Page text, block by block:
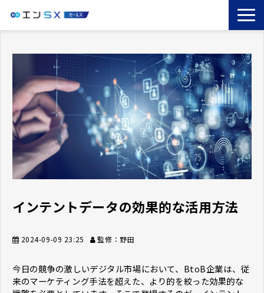
エンSXとは
サービス一覧
導入事例
お役立ちブログ
セミナー
コラム
インテントデータの効果的な活用方法
2024-09-09 23:25 監修：野田
今日の競争の激しいデジタル市場において、BtoB企業は、従
来のマーケティング手法を超えた、より的を絞った効果的な